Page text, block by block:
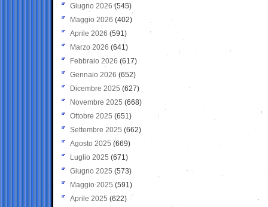
Giugno 2026 (545)
Maggio 2026 (402)
Aprile 2026 (591)
Marzo 2026 (641)
Febbraio 2026 (617)
Gennaio 2026 (652)
Dicembre 2025 (627)
Novembre 2025 (668)
Ottobre 2025 (651)
Settembre 2025 (662)
Agosto 2025 (669)
Luglio 2025 (671)
Giugno 2025 (573)
Maggio 2025 (591)
Aprile 2025 (622)